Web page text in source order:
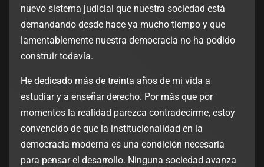
nuevo sistema judicial que nuestra sociedad está
demandando desde hace ya mucho tiempo y que
lamentablemente nuestra democracia no ha podido
construir todavía.
He dedicado más de treinta años de mi vida a
estudiar y a enseñar derecho. Por más que por
momentos la realidad parezca contradecirme, estoy
convencido de que la institucionalidad en la
democracia moderna es una condición necesaria
para pensar el desarrollo. Ninguna sociedad avanza